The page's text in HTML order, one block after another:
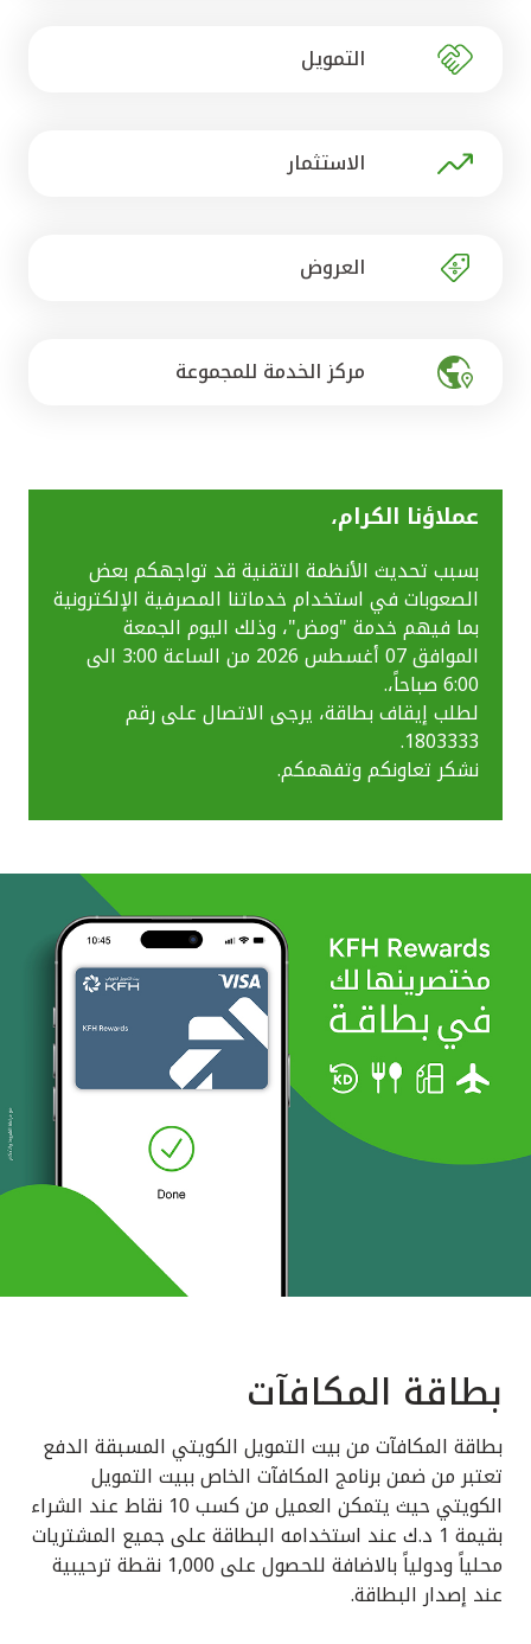
مصر
التمويل
الاستثمار
العروض
مركز الخدمة للمجموعة
عملاؤنا الكرام،
بسبب تحديث الأنظمة التقنية قد تواجهكم بعض
الصعوبات في استخدام خدماتنا المصرفية الإلكترونية
بما فيهم خدمة "ومض"، وذلك اليوم الجمعة
الموافق 07 أغسطس 2026 من الساعة 3:00 الى
6:00 صباحاً،.
لطلب إيقاف بطاقة، يرجى الاتصال على رقم
1803333.
نشكر تعاونكم وتفهمكم.
بطاقة المكافآت
بطاقة المكافآت من بيت التمويل الكويتي المسبقة الدفع
تعتبر من ضمن برنامج المكافآت الخاص ببيت التمويل
الكويتي حيث يتمكن العميل من كسب 10 نقاط عند الشراء
بقيمة 1 د.ك عند استخدامه البطاقة على جميع المشتريات
محلياً ودولياً بالاضافة للحصول على 1,000 نقطة ترحيبية
عند إصدار البطاقة.